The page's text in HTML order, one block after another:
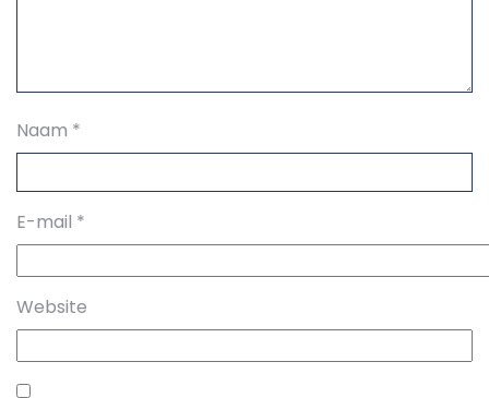
Naam *
E-mail *
Website